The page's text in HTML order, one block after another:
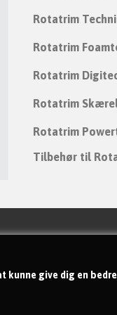
kunne give dig en
Rotatrim
Rotatrim
Rotatrim
Rotatrim
Rotatrim
Tilbehør til